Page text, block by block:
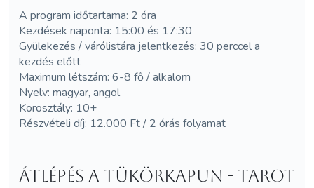
A program időtartama: 2 óra
Kezdések naponta: 15:00 és 17:30
Gyülekezés / várólistára jelentkezés: 30 perccel a
kezdés előtt
Maximum létszám: 6-8 fő / alkalom
Nyelv: magyar, angol
Korosztály: 10+
Részvételi díj: 12.000 Ft / 2 órás folyamat
Átlépés a tükörkapun - Tarot